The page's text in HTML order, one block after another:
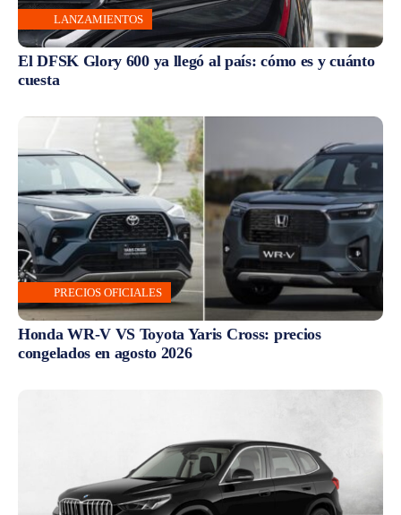
LANZAMIENTOS
El DFSK Glory 600 ya llegó al país: cómo es y cuánto
cuesta
PRECIOS OFICIALES
Honda WR-V VS Toyota Yaris Cross: precios
congelados en agosto 2026